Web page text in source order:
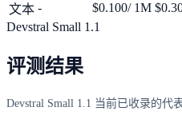
文本 - $0.100/ 1M
Devstral Small 1.1
评测结果
Devstral Small 1.1 当前已收录的代